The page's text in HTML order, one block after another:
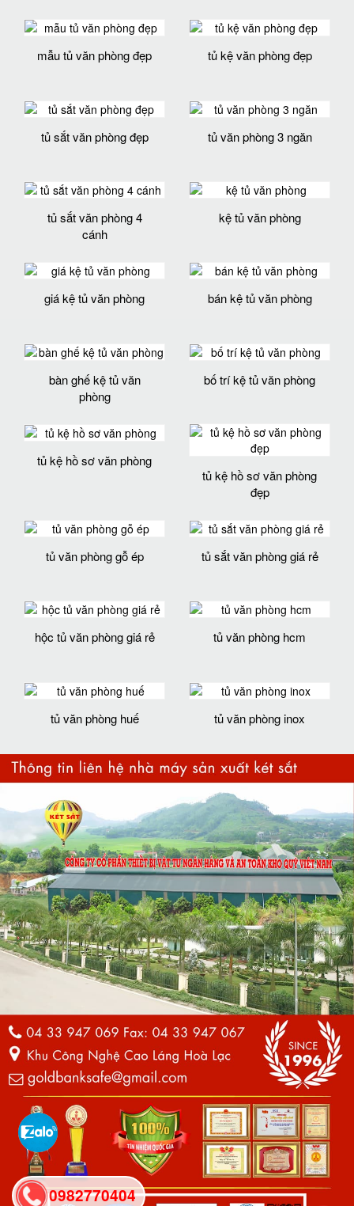
mẫu tủ văn phòng đẹp tủ kệ văn phòng đẹp
tủ sắt văn phòng đẹp tủ văn phòng 3 ngăn
tủ sắt văn phòng 4
cánh
kệ tủ văn phòng
giá kệ tủ văn phòng bán kệ tủ văn phòng
bàn ghế kệ tủ văn
phòng
bố trí kệ tủ văn phòng
tủ kệ hồ sơ văn phòng
tủ kệ hồ sơ văn phòng
đẹp
tủ văn phòng gỗ ép tủ sắt văn phòng giá rẻ
hộc tủ văn phòng giá rẻ tủ văn phòng hcm
tủ văn phòng huế tủ văn phòng inox
0982770404